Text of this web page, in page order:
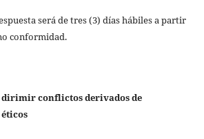
será de tres (3) días hábiles a partir
conformidad.
conflictos derivados de